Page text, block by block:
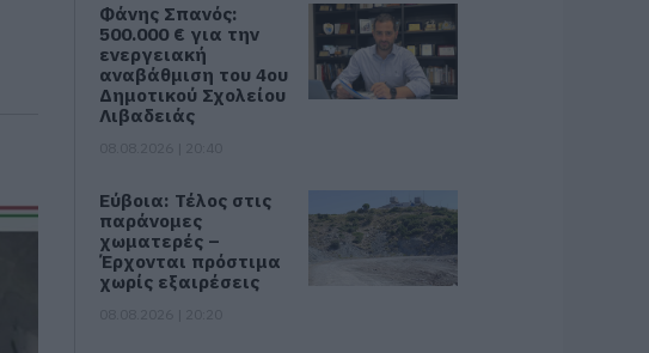
Φάνης Σπανός:
500.000 € για την
ενεργειακή
αναβάθμιση του 4ου
Δημοτικού Σχολείου
Λιβαδειάς
Εύβοια: Τέλος στις
παράνομες
χωματερές –
Έρχονται πρόστιμα
χωρίς εξαιρέσεις